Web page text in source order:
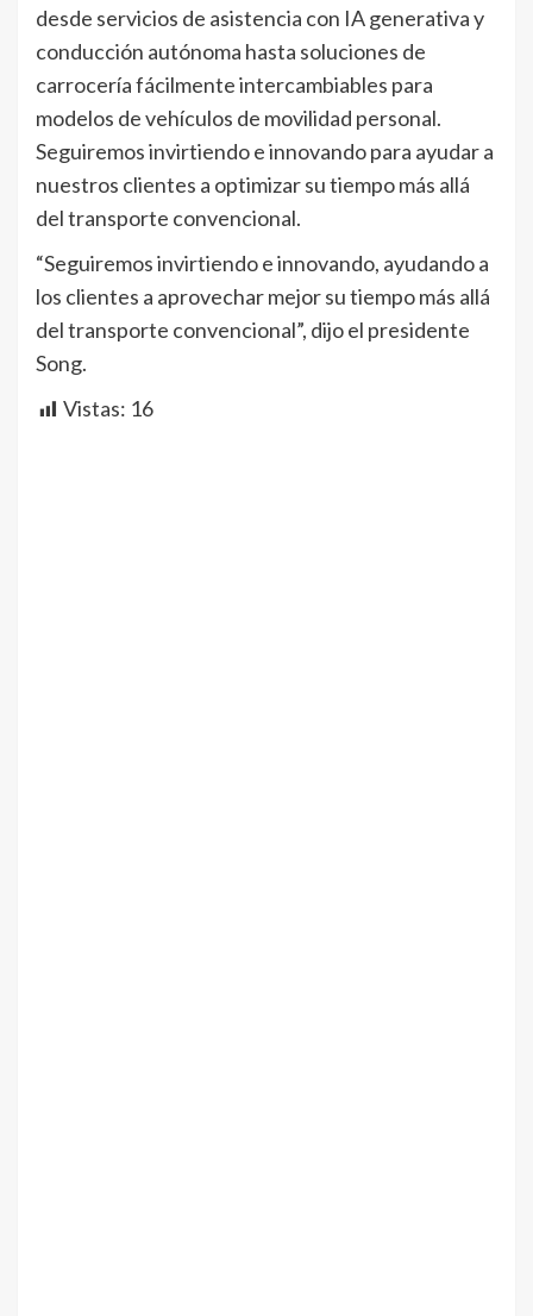
desde servicios de asistencia con IA generativa y
conducción autónoma hasta soluciones de
carrocería fácilmente intercambiables para
modelos de vehículos de movilidad personal.
Seguiremos invirtiendo e innovando para ayudar a
nuestros clientes a optimizar su tiempo más allá
del transporte convencional.
“Seguiremos invirtiendo e innovando, ayudando a
los clientes a aprovechar mejor su tiempo más allá
del transporte convencional”, dijo el presidente
Song.
Vistas: 16